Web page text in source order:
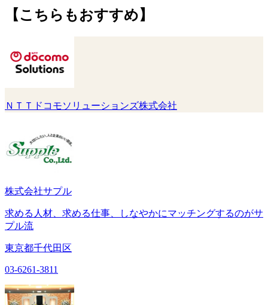
【こちらもおすすめ】
ＮＴＴドコモソリューションズ株式会社
株式会社サプル
求める人材、求める仕事、しなやかにマッチングするのがサ
プル流
東京都千代田区
03-6261-3811